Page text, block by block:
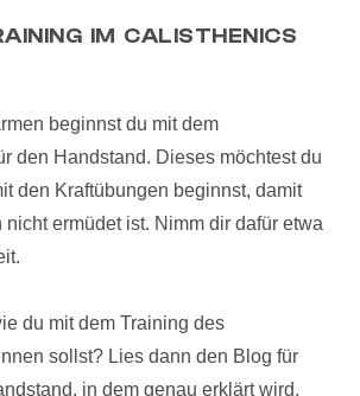
IM CALISTHENICS
beginnst du mit dem
den Handstand. Dieses möchtest du
den Kraftübungen beginnst, damit
ermüdet ist. Nimm dir dafür etwa
du mit dem Training des
sollst? Lies dann den Blog für
in dem genau erklärt wird,